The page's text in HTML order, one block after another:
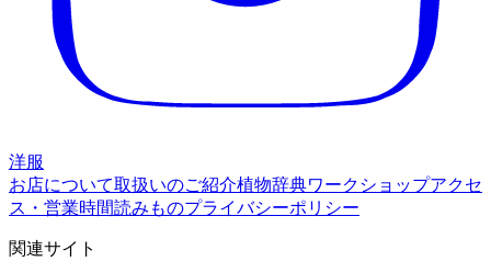
洋服
お店について取扱いのご紹介植物辞典ワークショップアクセ
ス・営業時間読みものプライバシーポリシー
関連サイト